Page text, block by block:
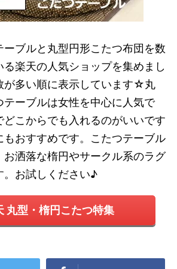
ブルと丸型円形こたつ布団を数
楽天の人気ショップを集めまし
が多い順に表示しています☆丸
テーブルは女性を中心に人気で
こからでも入れるのがいいです
もおすすめです。こたつテーブル
お洒落な楕円やサークル系のラグ
。お試しください♪
丸型・楕円こたつ特集